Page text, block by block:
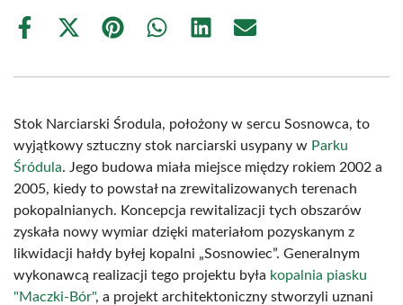
Share
Share
(Twitter)
Share Share Share Share
Stok Narciarski Środula, położony w sercu Sosnowca, to
wyjątkowy sztuczny stok narciarski usypany w Parku
Śródula. Jego budowa miała miejsce między rokiem 2002 a
2005, kiedy to powstał na zrewitalizowanych terenach
pokopalnianych. Koncepcja rewitalizacji tych obszarów
zyskała nowy wymiar dzięki materiałom pozyskanym z
likwidacji hałdy byłej kopalni „Sosnowiec”. Generalnym
wykonawcą realizacji tego projektu była kopalnia piasku
"Maczki-Bór", a projekt architektoniczny stworzyli uznani